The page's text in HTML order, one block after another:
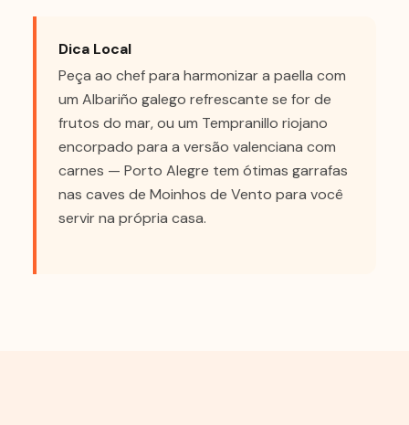
Dica Local
Peça ao chef para harmonizar a paella com
um Albariño galego refrescante se for de
frutos do mar, ou um Tempranillo riojano
encorpado para a versão valenciana com
carnes — Porto Alegre tem ótimas garrafas
nas caves de Moinhos de Vento para você
servir na própria casa.